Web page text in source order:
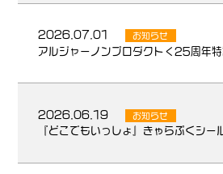
2026.07.01 お知らせ
2026.06.19 お知らせ